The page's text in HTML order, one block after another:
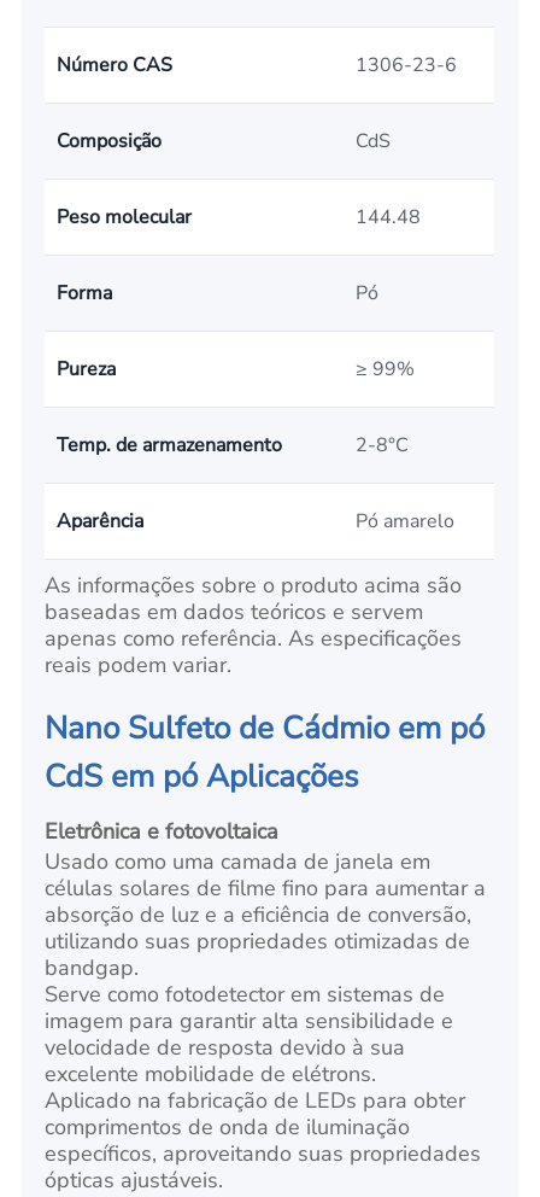
Número CAS 1306-23-6
Composição CdS
Peso molecular 144.48
Forma Pó
Pureza ≥ 99%
Temp. de armazenamento 2-8°C
Aparência Pó amarelo
As informações sobre o produto acima são
baseadas em dados teóricos e servem
apenas como referência. As especificações
reais podem variar.
Nano Sulfeto de Cádmio em pó
CdS em pó Aplicações
Eletrônica e fotovoltaica
Usado como uma camada de janela em
células solares de filme fino para aumentar a
absorção de luz e a eficiência de conversão,
utilizando suas propriedades otimizadas de
bandgap.
Serve como fotodetector em sistemas de
imagem para garantir alta sensibilidade e
velocidade de resposta devido à sua
excelente mobilidade de elétrons.
Aplicado na fabricação de LEDs para obter
comprimentos de onda de iluminação
específicos, aproveitando suas propriedades
ópticas ajustáveis.